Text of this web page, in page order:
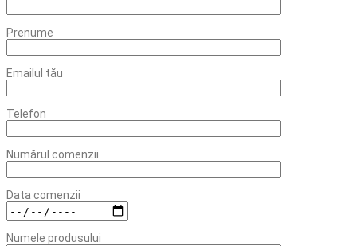
Prenume
Emailul tău
Telefon
Numărul comenzii
Data comenzii
Numele produsului